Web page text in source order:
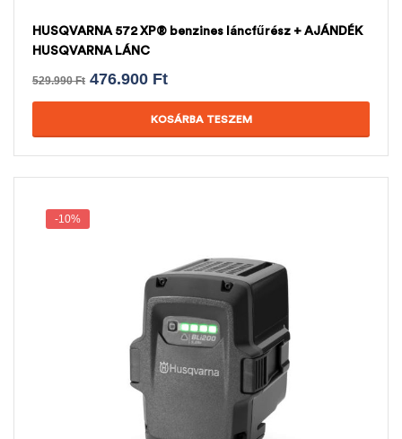
HUSQVARNA 572 XP® benzines láncfűrész + AJÁNDÉK
HUSQVARNA LÁNC
529.990Ft 476.900 Ft
KOSÁRBA TESZEM
-10%